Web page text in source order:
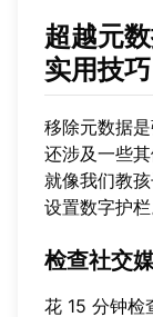
超越元
实用技巧
移除元数据
还涉及一些
就像我们教
设置数字护栏
检查社交
花 15 分钟